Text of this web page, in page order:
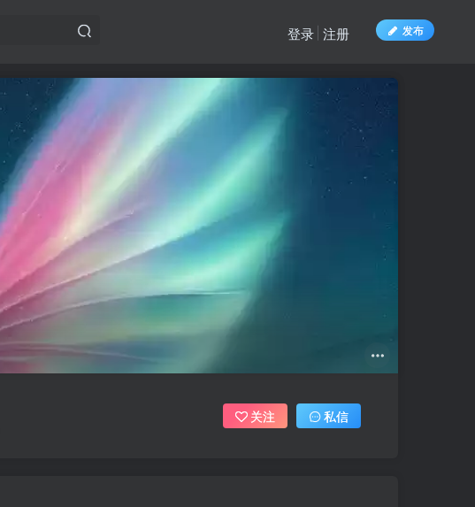
发布
登录 注册
关注 私信